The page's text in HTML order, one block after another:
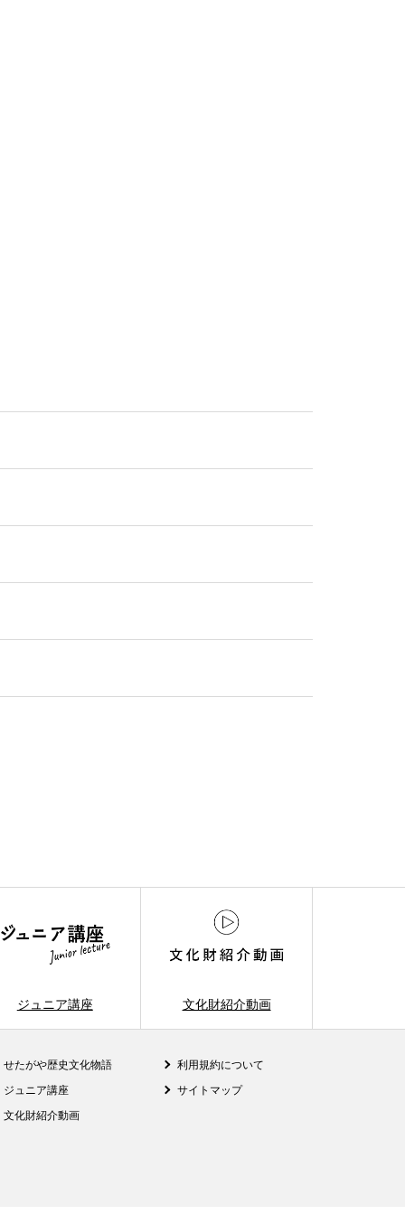
ジュニア講座 文化財紹介動画
せたがや歴史文化物語
ジュニア講座
文化財紹介動画
利用規約について
サイトマップ